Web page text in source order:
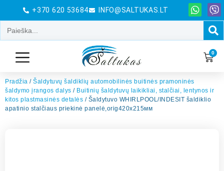
+370 620 53684 INFO@SALTUKAS.LT
0
Pradžia / Šaldytuvų šaldiklių automobilinės buitinės pramoninės
šaldymo įrangos dalys / Buitinių šaldytuvų laikikliai, stalčiai, lentynos ir
kitos plastmasinės detalės / Šaldytuvo WHIRLPOOL/INDESIT šaldiklio
apatinio stalčiaus priekinė panelė,orig420х215мм